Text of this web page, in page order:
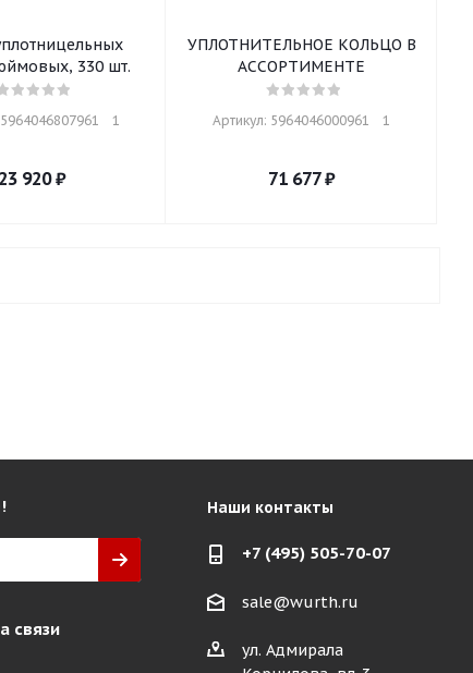
330 шт.
1
23 920₽
УПЛОТНИТЕЛЬНОЕ КОЛЬЦО В
АССОРТИМЕНТЕ
Артикул: 5964046000961    1
71 677₽
связи
Наши контакты
+7 (495) 505-70-07
sale@wurth.ru
ул. Адмирала